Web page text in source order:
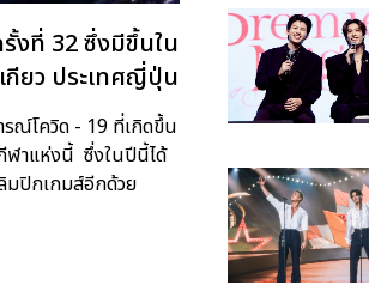
งที่ 32 ซึ่งมีขึ้นใน
ยว ประเทศญี่ปุ่น
รณ์โควิด - 19 ที่เกิดขึ้น
ฬาแห่งนี้ ซึ่งในปีนี้ได้
มปิกเกมส์อีกด้วย